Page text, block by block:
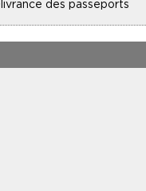
des passeports